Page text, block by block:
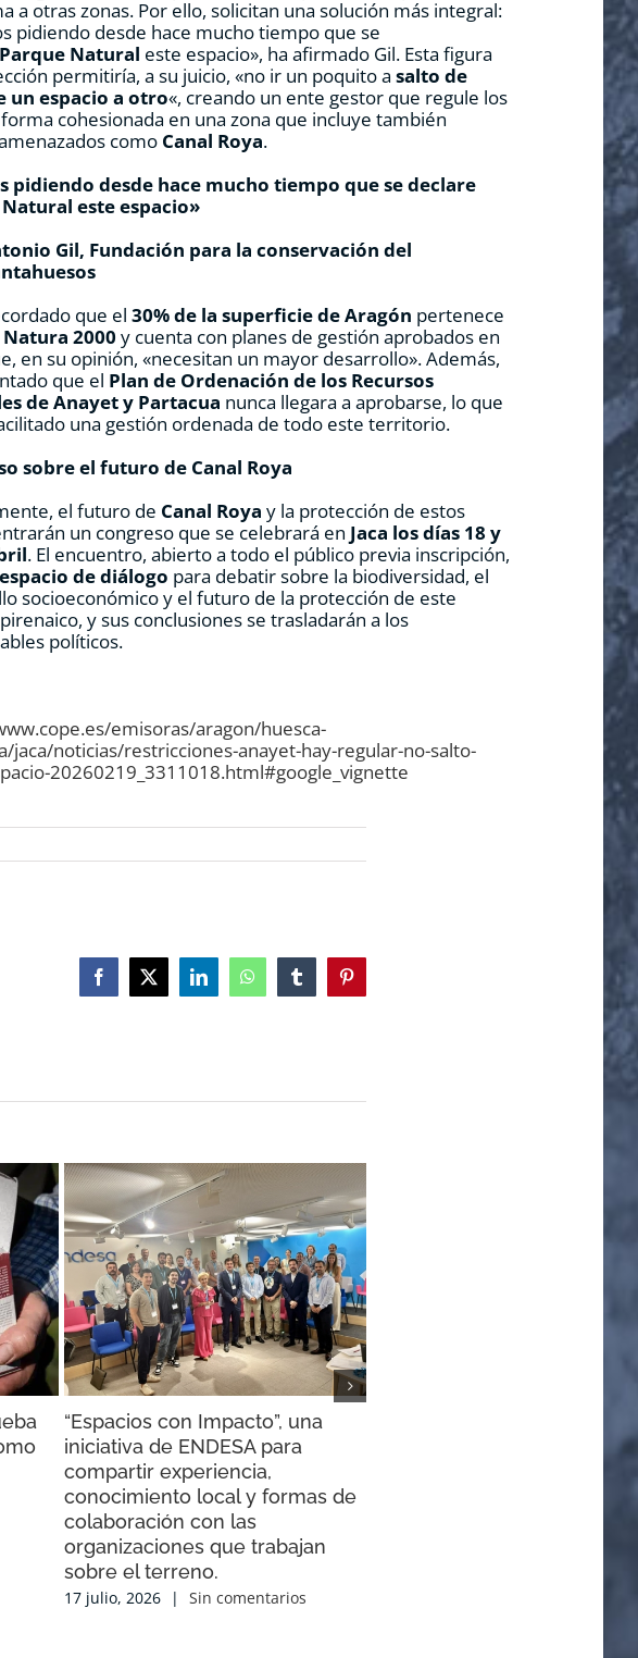
a otras zonas. Por ello, solicitan una solución más integral:
pidiendo desde hace mucho tiempo que se
Parque Natural este espacio», ha afirmado Gil. Esta figura
permitiría, a su juicio, «no ir un poquito asalto de
un espacio a otro«, creando un ente gestor que regule los
cohesionada en una zona que incluye también
como Canal Roya.
pidiendo desde hace mucho tiempo que se declare
este espacio»
Gil, Fundación para la conservación del
que el30% de la superficie de Aragón pertenece
Natura 2000 y cuenta con planes de gestión aprobados en
en su opinión, «necesitan un mayor desarrollo». Además,
que el Plan de Ordenación de los Recursos
de Anayet y Partacua nunca llegara a aprobarse, lo que
una gestión ordenada de todo este territorio.
sobre el futuro de Canal Roya
el futuro de Canal Roya y la protección de estos
un congreso que se celebrará en Jaca los días 18 y
. El encuentro, abierto a todo el público previa inscripción,
espacio de diálogo para debatir sobre la biodiversidad, el
socioeconómico y el futuro de la protección de este
y sus conclusiones se trasladarán a los
políticos.
emisoras/aragon/huesca-
jaca/noticias/restricciones-anayet-hay-regular-no-salto-
20260219_3311018.html#google_vignette
Facebook
X LinkedInWhatsAppTumblrPinterest
“Espacios con Impacto”, una
iniciativa de ENDESA para
compartir experiencia,
conocimiento local y formas de
colaboración con las
organizaciones que trabajan
sobre el terreno.
17 julio, 2026 | Sin comentarios
presenta sus conclusiones